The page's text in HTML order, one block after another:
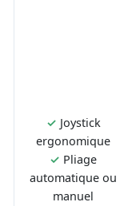
✓ Joystick
ergonomique
✓ Pliage
automatique ou
manuel